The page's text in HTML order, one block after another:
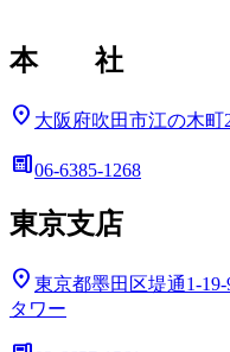
本 社
location_on 大阪府吹田市江の木町
deskphone06-6385-1268
東京支店
location_on 東京都墨田区堤通1-19-
タワー